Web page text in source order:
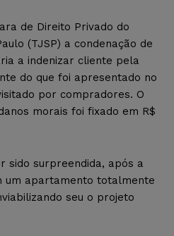
de Direito Privado do
(TJSP) a condenação de
a indenizar cliente pela
do que foi apresentado no
por compradores. O
morais foi fixado em R$
sido surpreendida, após a
um apartamento totalmente
seu o projeto